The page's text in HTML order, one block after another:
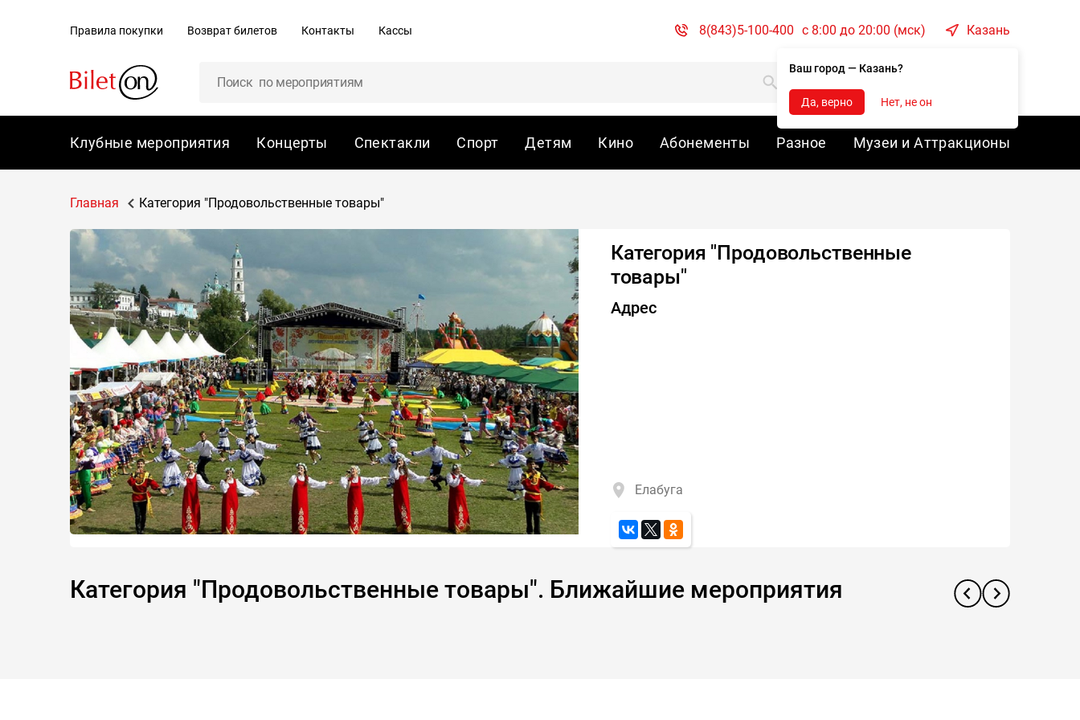
Правила покупки Возврат билетов Контакты Кассы 8(843)5-100-400 c 8:00 до 20:00 (мск) Казань
Ваш город — Казань?
Да, верно Нет, не он
Клубные мероприятия Концерты Спектакли Спорт Детям Кино Абонементы Разное Музеи и Аттракционы
Главная Категория "Продовольственные товары"
Категория "Продовольственные
товары"
Адрес
Елабуга
Категория "Продовольственные товары". Ближайшие мероприятия